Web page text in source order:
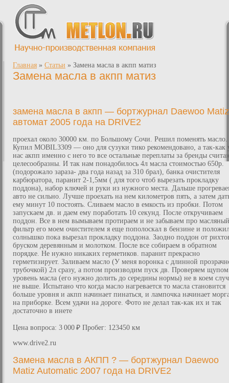
Главная » Статьи » Замена масла в акпп матиз
Замена масла в акпп матиз
замена масла в акпп — бортжурнал Daewoo Matiz
автомат 2005 года на DRIVE2
проехал около 30000 км. по Большому Сочи. Решил поменять масло.
Купил MOBIL3309 — оно для сузуки тико рекомендовано, а так-как
нас акпп именно с него то все остальные переплаты за бренды
целесообразны. И так нам понадобилось 4л масла стоимостью 650р.
(подорожало зараза- два года назад за 310 брал), банка очистителя
карбюратора, паранит 2-1,5мм ( для того чтоб вырезать прокладку
поддона), набор ключей и руки из нужного места. Дальше
авто не сильно. Лучше проехать на нем километров пять, а затем
ему минут 10 постоять. Сливаем масло в емкость из пробки. Потом
запускаем дв. и даем ему поработать 10 секунд. После откручиваем
поддон. Все в нем вымываем протираем и не забываем про масляный
фильтр его моем очистителем я еще пополоскал в бензине и
солнышко пока вырезал прокладку поддона. Заодно поддон от
бруском деревянным и молотком. После все собираем в обратном
порядке. Не нужно никаких герметиков. паранит прекрасно
герметизирует. Заливаем масло (У меня воронка с длинной
трубочкой) 2л сразу, а потом производим пуск дв. Проверяем щупом
уровень масла (его нужно долить до середины нормы) не в коем
не выше. Испытано что когда масло нагревается то масла становится
больше уровня и акпп начинает пинаться, и лампочка начинает
на приборке. Всем удачи на дороге. Фото не делал так-как их и так
достаточно в инете
Цена вопроса: 3 000 ₽ Пробег: 123450 км
www.drive2.ru
Замена масла в АКПП ? — бортжурнал Daewoo
Matiz Automatic 2007 года на DRIVE2